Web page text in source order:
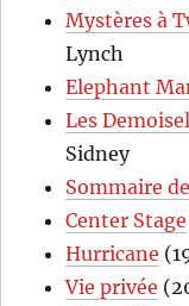
Mystères à
Lynch
Elephant
Les
Sidney
Sommaire
Center Stage
Hurricane
Vie privée